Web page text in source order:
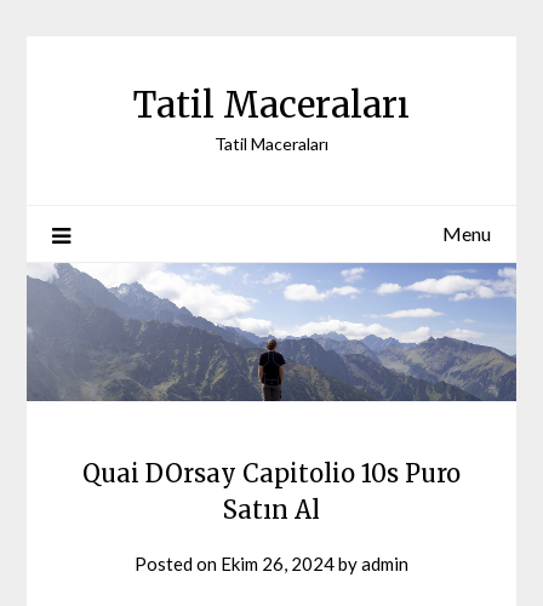
Tatil Maceraları
Tatil Maceraları
Menu
Quai DOrsay Capitolio 10s Puro
Satın Al
Posted on Ekim 26, 2024byadmin